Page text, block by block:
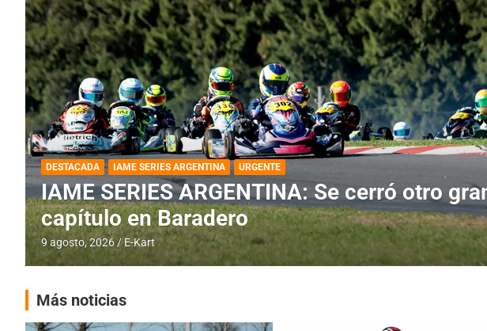
COBERTURA ESPECIAL DESTACADA IAME SERIES ARGENTINA
IAME SERIES ARGENTINA: La sexta fecha ya
está en marcha
8 agosto, 2026 E-Kart
Más noticias